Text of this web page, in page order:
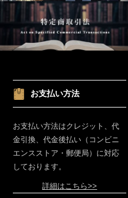
お支払い方法
お支払い方法はクレジット、代
金引換、代金後払い（コンビニ
エンスストア・郵便局）に対応
しております。
詳細はこちら>>